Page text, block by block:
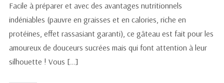
Facile à préparer et avec des avantages nutritionnels
indéniables (pauvre en graisses et en calories, riche en
protéines, effet rassasiant garanti), ce gâteau est fait pour les
amoureux de douceurs sucrées mais qui font attention à leur
silhouette ! Vous […]